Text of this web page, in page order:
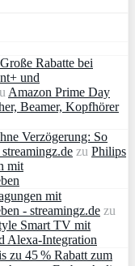
Rabatte bei
und
Amazon Prime Day
Beamer, Kopfhörer
Verzögerung: So
zu Philips
mit
mit
- streamingz.de zu
Smart TV mit
Alexa‑Integration
zu 45 % Rabatt zum